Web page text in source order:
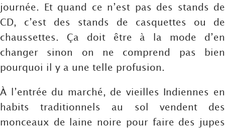
journée. Et quand ce n’est pas des stands de
CD, c’est des stands de casquettes ou de
chaussettes. Ça doit être à la mode d’en
changer sinon on ne comprend pas bien
pourquoi il y a une telle profusion.
À l’entrée du marché, de vieilles Indiennes en
habits traditionnels au sol vendent des
monceaux de laine noire pour faire des jupes